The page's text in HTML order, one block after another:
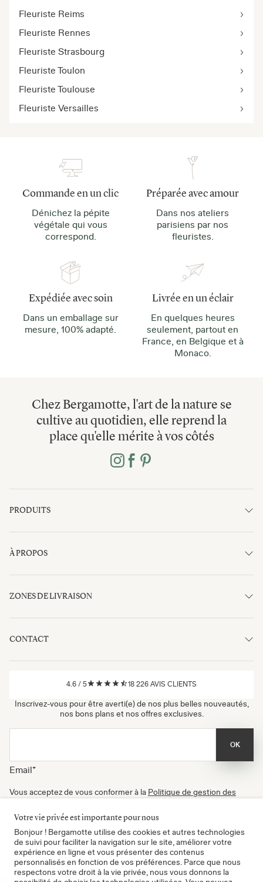
Fleuriste Reims
Fleuriste Rennes
Fleuriste Strasbourg
Fleuriste Toulon
Fleuriste Toulouse
Fleuriste Versailles
Commande en un clic
Dénichez la pépite
végétale qui vous
correspond.
Préparée avec amour
Dans nos ateliers
parisiens par nos
fleuristes.
Expédiée avec soin
Dans un emballage sur
mesure, 100% adapté.
Livrée en un éclair
En quelques heures
seulement, partout en
France, en Belgique et à
Monaco.
Chez Bergamotte, l'art de la nature se
cultive au quotidien, elle reprend la
place qu'elle mérite à vos côtés
PRODUITS
À PROPOS
ZONES DE LIVRAISON
CONTACT
4.6 / 5 18 226 AVIS CLIENTS
Inscrivez-vous pour être averti(e) de nos plus belles nouveautés,
nos bons plans et nos offres exclusives.
Email*
OK
Vous acceptez de vous conformer à la Politique de gestion des
newsletters. Vous pouvez vous désinscrire à tout moment.
Certifié B Corp
Votre vie privée est importante pour nous
Bonjour ! Bergamotte utilise des cookies et autres technologies
de suivi pour faciliter la navigation sur le site, améliorer votre
expérience en ligne et vous présenter des contenus
personnalisés en fonction de vos préférences. Parce que nous
respectons votre droit à la vie privée, nous vous donnons la